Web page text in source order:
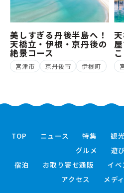
美しすぎる丹後半島へ！
天橋立・伊根・京丹後の
絶景コース
宮津市 京丹後市 伊根町
TOP ニュース 特集 観
グルメ
遊
宿泊
お取り寄せ通販 イベ
アクセス
メデ